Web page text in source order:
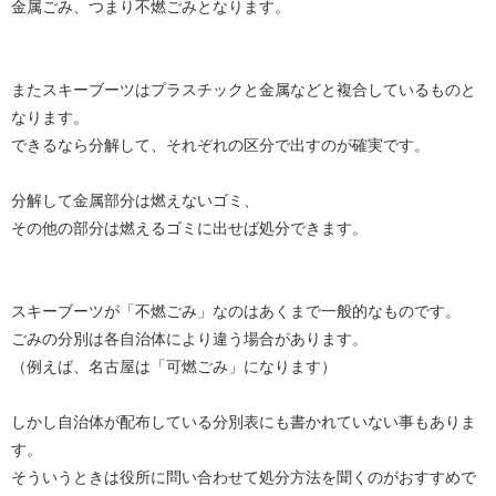
金属ごみ、つまり不燃ごみとなります。
またスキーブーツはプラスチックと金属などと複合しているものと
なります。
できるなら分解して、それぞれの区分で出すのが確実です。
分解して金属部分は燃えないゴミ、
その他の部分は燃えるゴミに出せば処分できます。
スキーブーツが「不燃ごみ」なのはあくまで一般的なものです。
ごみの分別は各自治体により違う場合があります。
（例えば、名古屋は「可燃ごみ」になります）
しかし自治体が配布している分別表にも書かれていない事もありま
す。
そういうときは役所に問い合わせて処分方法を聞くのがおすすめで